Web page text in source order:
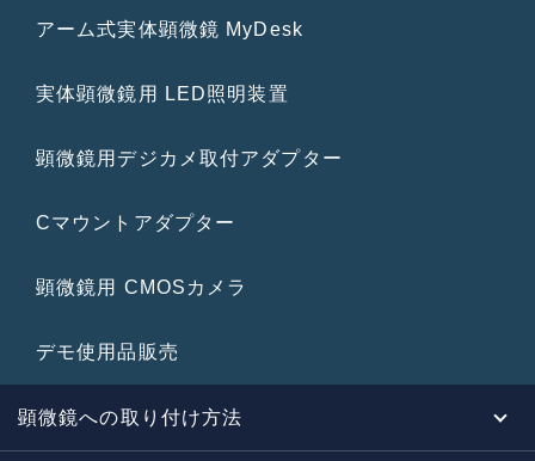
アーム式実体顕微鏡 MyDesk
実体顕微鏡用 LED照明装置
顕微鏡用デジカメ取付アダプター
Cマウントアダプター
顕微鏡用 CMOSカメラ
デモ使用品販売
顕微鏡への取り付け方法